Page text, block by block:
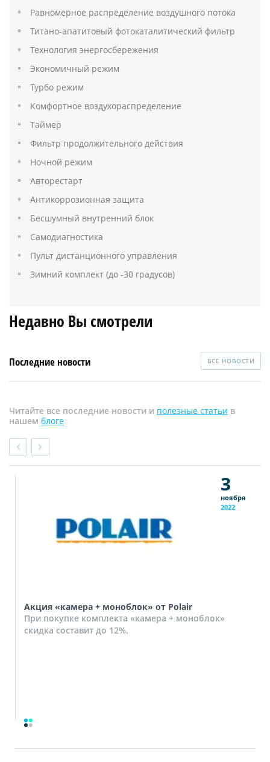
Равномерное распределение воздушного потока
Титано-апатитовый фотокаталитический фильтр
Технология энергосбережения
Экономичный режим
Турбо режим
Комфортное воздухораспределение
Таймер
Фильтр продолжительного действия
Ночной режим
Авторестарт
Антикоррозионная защита
Бесшумный внутренний блок
Самодиагностика
Пульт дистанционного управления
Зимний комплект (до -30 градусов)
Недавно Вы смотрели
Последние новости ВСЕ НОВОСТИ
Читайте все последние новости и полезные статьи в
нашем блоге
3
ноября
2022
Акция «камера + моноблок» от Polair
При покупке комплекта «камера + моноблок»
скидка составит до 12%.